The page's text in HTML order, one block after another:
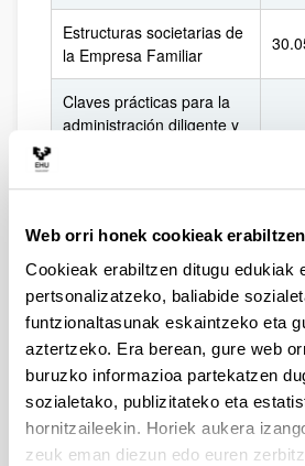
Web orri honek cookieak
Cookieak erabiltzen ditugu edukiak
pertsonalizatzeko, baliabide
funtzionaltasunak eskaintzeko eta
aztertzeko. Era berean, gure web
buruzko informazioa partekatzen
sozialetako, publizitateko eta
hornitzaileekin. Horiek aukera
zeuk eman diezun edo euren
Estructuras societarias de
la Empresa Familiar
Claves prácticas para la
administración diligente y
Dirección de Personas en
la Empresa Familiar en el
éxito futuro del modelo de
negocio: riesgos clave que
pueden ser evitados
La unión Familia-
Empresa: Estrategias de
comunicación frente a los
conflictos